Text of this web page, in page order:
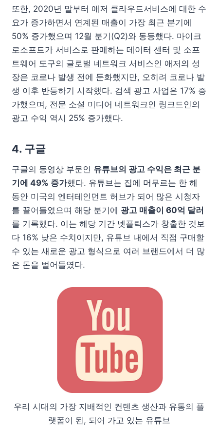
또한, 2020년 말부터 애저 클라우드서비스에 대한 수
요가 증가하면서 연계된 매출이 가장 최근 분기에
50% 증가했으며 12월 분기(Q2)와 동등했다. 마이크
로소프트가 서비스로 판매하는 데이터 센터 및 소프
트웨어 도구의 글로벌 네트워크 서비스인 애저의 성
장은 코로나 발생 전에 둔화했지만, 오히려 코로나 발
생 이후 반등하기 시작했다. 검색 광고 사업은 17% 증
가했으며, 전문 소셜 미디어 네트워크인 링크드인의
광고 수익 역시 25% 증가했다.
4. 구글
구글의 동영상 부문인 유튜브의 광고 수익은 최근 분
기에 49% 증가했다. 유튜브는 집에 머무르는 한 해
동안 미국의 엔터테인먼트 허브가 되어 많은 시청자
를 끌어들였으며 해당 분기에 광고 매출이 60억 달러
를 기록했다. 이는 해당 기간 넷플릭스가 창출한 것보
다 16% 낮은 수치이지만, 유튜브 내에서 직접 구매할
수 있는 새로운 광고 형식으로 여러 브랜드에서 더 많
은 돈을 벌어들였다.
우리 시대의 가장 지배적인 컨텐츠 생산과 유통의 플
랫폼이 된, 되어 가고 있는 유튜브